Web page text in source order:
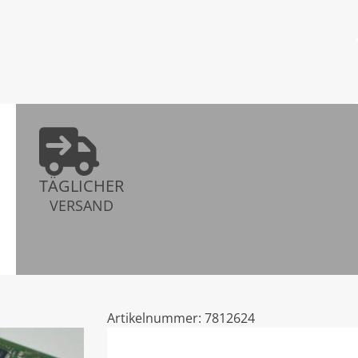
TÄGLICHER
VERSAND
Artikelnummer:7812624